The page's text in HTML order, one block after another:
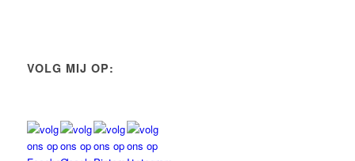
VOLG MIJ OP: